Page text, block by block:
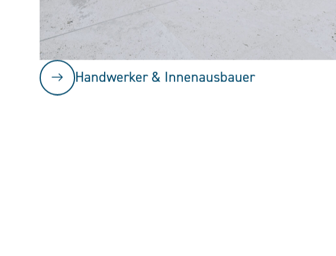
Handwerker & Innenausbauer